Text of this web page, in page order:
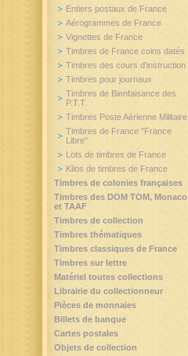
Entiers postaux de France
Aérogrammes de France
Vignettes de France
Timbres de France coins datés
Timbres des cours d'instruction
Timbres pour journaux
Timbres de Bienfaisance des
P.T.T.
Timbres Poste Aérienne Militaire
Timbres de France "France
Libre"
Lots de timbres de France
Kilos de timbres de France
Timbres de colonies françaises
Timbres des DOM TOM, Monaco
et TAAF
Timbres de collection
Timbres thématiques
Timbres classiques de France
Timbres sur lettre
Matériel toutes collections
Librairie du collectionneur
Pièces de monnaies
Billets de banque
Cartes postales
Objets de collection